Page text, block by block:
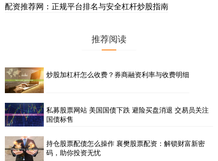
配资推荐网：正规平台排名与安全杠杆炒股指南
推荐阅读
炒股加杠杆怎么收费？券商融资利率与收费明细
私募股票网站 美国国债下跌 避险买盘消退 交易员关注
国债标售
持仓股票配债怎么操作 襄樊股票配资：解锁财富新密
码，助你投资无忧